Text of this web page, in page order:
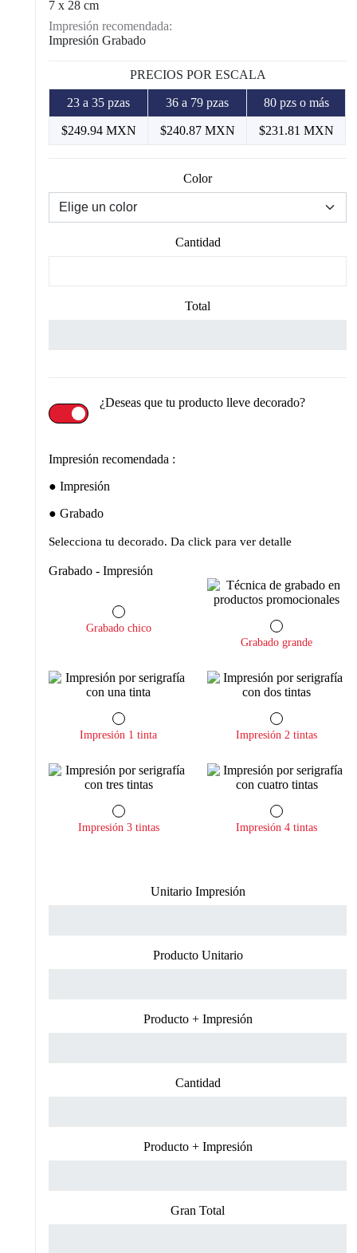
7 x 28 cm
Impresión recomendada:
Impresión Grabado
PRECIOS POR ESCALA
23 a 35 pzas 36 a 79 pzas 80 pzs o más
$249.94 MXN $240.87 MXN $231.81 MXN
Color
Cantidad
Total
¿Deseas que tu producto lleve decorado?
Impresión recomendada :
Impresión
Grabado
Selecciona tu decorado. Da click para ver detalle
Grabado - Impresión
Grabado chico
Grabado grande
Impresión 1 tinta Impresión 2 tintas
Impresión 3 tintas Impresión 4 tintas
Unitario Impresión
Producto Unitario
Producto + Impresión
Cantidad
Producto + Impresión
Gran Total